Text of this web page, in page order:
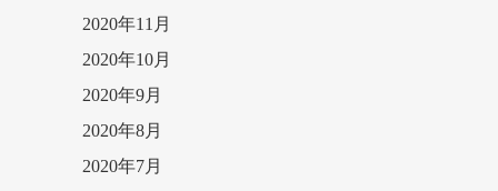
2020年11月
2020年10月
2020年9月
2020年8月
2020年7月